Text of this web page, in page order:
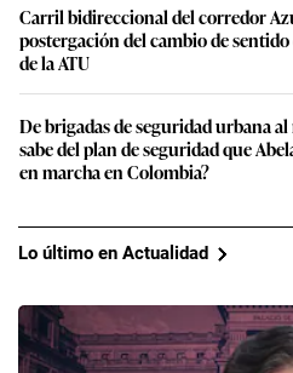
Carril bidireccional del corredor
postergación del cambio de
de la ATU
De brigadas de seguridad urbana
sabe del plan de seguridad que
en marcha en Colombia?
Lo último en Actualidad